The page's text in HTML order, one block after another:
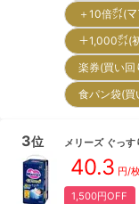
＋10倍㌽(
＋1,000㌽(
楽券(買い
食パン袋(
3位 メリーズ ぐっす
40.3 円/
1,500円OFF